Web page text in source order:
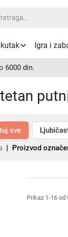
Igra i
6000 din.
sve
| Proizvod
Prikaz 1-16 od